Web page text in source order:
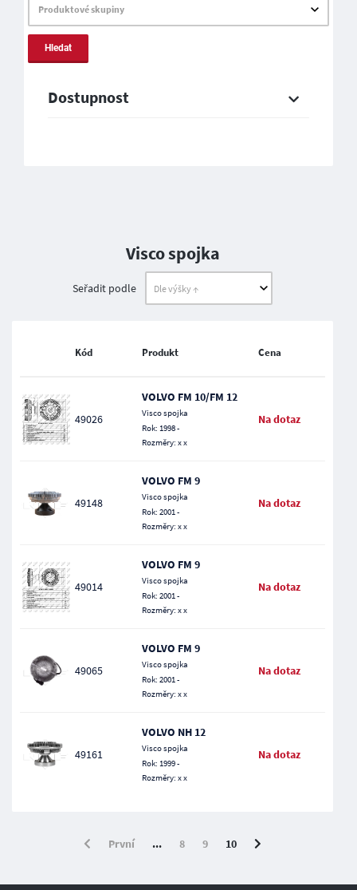
Produktové skupiny
Hledat
Dostupnost
Visco spojka
Seřadit podle
Kód Produkt Cena
49026
VOLVO FM 10/FM 12
Visco spojka
Rok: 1998 -
Rozměry: x x
Na dotaz
49148
VOLVO FM 9
Visco spojka
Rok: 2001 -
Rozměry: x x
Na dotaz
49014
VOLVO FM 9
Visco spojka
Rok: 2001 -
Rozměry: x x
Na dotaz
49065
VOLVO FM 9
Visco spojka
Rok: 2001 -
Rozměry: x x
Na dotaz
49161
VOLVO NH 12
Visco spojka
Rok: 1999 -
Rozměry: x x
Na dotaz
První ... 8 9 10